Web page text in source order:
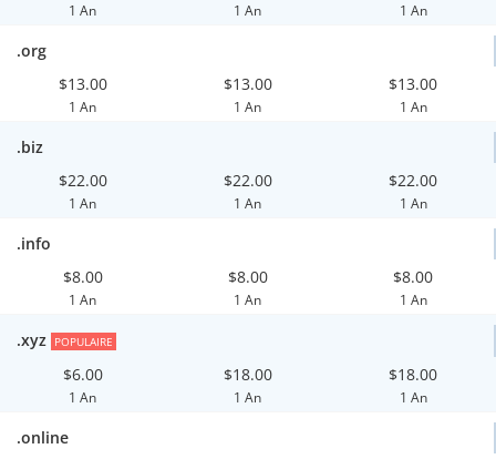
1 An 1 An 1 An
.org
$13.00
1 An
$13.00
1 An
$13.00
1 An
.biz
$22.00
1 An
$22.00
1 An
$22.00
1 An
.info
$8.00
1 An
$8.00
1 An
$8.00
1 An
.xyz POPULAIRE
$6.00
1 An
$18.00
1 An
$18.00
1 An
.online